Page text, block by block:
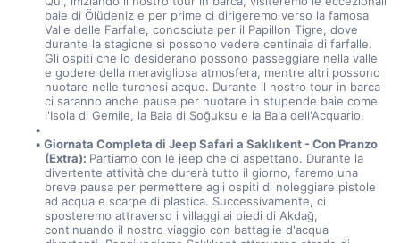
baie di Ölüdeniz e per prime ci dirigeremo verso la famosa
Valle delle Farfalle, conosciuta per il Papillon Tigre, dove
durante la stagione si possono vedere centinaia di farfalle.
Gli ospiti che lo desiderano possono passeggiare nella valle
e godere della meravigliosa atmosfera, mentre altri possono
nuotare nelle turchesi acque. Durante il nostro tour in barca
ci saranno anche pause per nuotare in stupende baie come
l'Isola di Gemile, la Baia di Soğuksu e la Baia dell'Acquario.
Giornata Completa di Jeep Safari a Saklıkent - Con Pranzo
(Extra): Partiamo con le jeep che ci aspettano. Durante la
divertente attività che durerà tutto il giorno, faremo una
breve pausa per permettere agli ospiti di noleggiare pistole
ad acqua e scarpe di plastica. Successivamente, ci
sposteremo attraverso i villaggi ai piedi di Akdağ,
continuando il nostro viaggio con battaglie d'acqua